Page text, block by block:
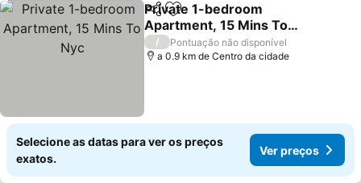
PartilharAdicionar aos favoritos
Private 1-bedroom
Apartment, 15 Mins To
Nyc
/
Pontuação não disponível
a 0.9 km de Centro da cidade
Selecione as datas para ver os preços
exatos.
Ver preços